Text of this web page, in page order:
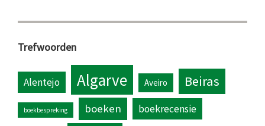
Trefwoorden
Alentejo Algarve Aveiro Beiras
boekbespreking boeken boekrecensie